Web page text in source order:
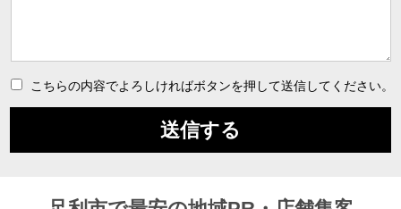
こちらの内容でよろしければボタンを押して送信してください。